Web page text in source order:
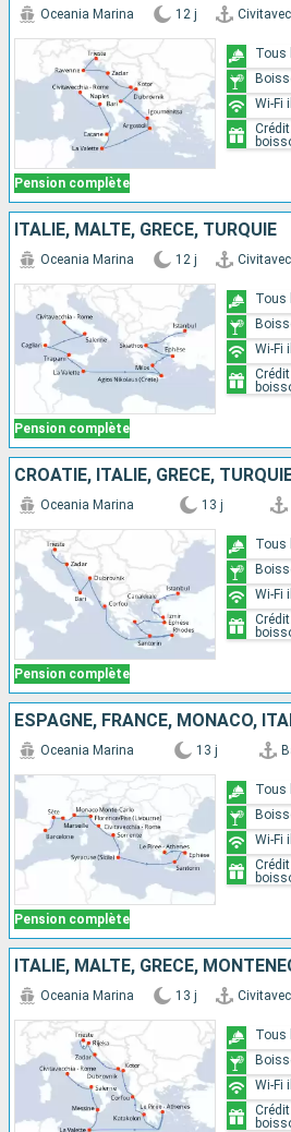
Pension complète
Oceania Marina 12 j
Tous
Wi-Fi
ITALIE, MALTE, GRÈCE, TURQUIE
Pension complète
Oceania Marina 12 j
Tous
Wi-Fi
CROATIE, ITALIE, GRÈCE,
Pension complète
Oceania Marina 13 j
Tous
Wi-Fi
Pension complète
Oceania Marina 13 j
Tous
Wi-Fi
Oceania Marina 13 j
Tous
Wi-Fi